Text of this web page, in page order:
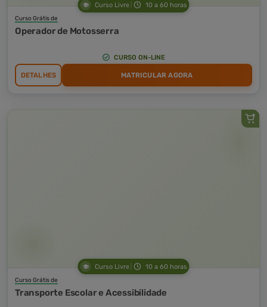
Curso Livre 10 a 60 horas
Curso Grátis de
Operador de Motosserra
CURSO ON-LINE
DETALHES MATRICULAR AGORA
Curso Livre 10 a 60 horas
Curso Grátis de
Transporte Escolar e Acessibilidade